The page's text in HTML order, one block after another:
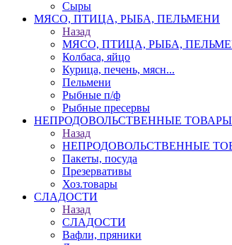
Сыры
МЯСО, ПТИЦА, РЫБА, ПЕЛЬМЕНИ
Назад
МЯСО, ПТИЦА, РЫБА,
Колбаса, яйцо
Курица, печень, мясн...
Пельмени
Рыбные п/ф
Рыбные пресервы
НЕПРОДОВОЛЬСТВЕННЫЕ ТОВАРЫ
Назад
НЕПРОДОВОЛЬСТВЕННЫЕ
Пакеты, посуда
Презервативы
Хоз.товары
СЛАДОСТИ
Назад
СЛАДОСТИ
Вафли, пряники